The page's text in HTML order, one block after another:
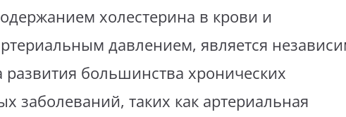
холестерина в крови и
давлением, является
развития большинства хронических
заболеваний, таких как артериальная